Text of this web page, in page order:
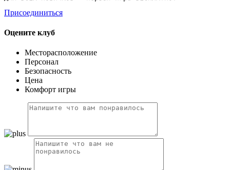
Присоединиться
Оцените клуб
Месторасположение
Персонал
Безопасность
Цена
Комфорт игры